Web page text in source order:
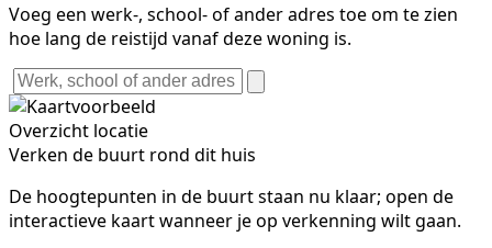
Voeg een werk-, school- of ander adres toe om te zien
hoe lang de reistijd vanaf deze woning is.
Overzicht locatie
Verken de buurt rond dit huis
De hoogtepunten in de buurt staan nu klaar; open de
interactieve kaart wanneer je op verkenning wilt gaan.